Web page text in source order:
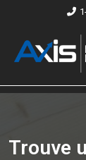
Trouve